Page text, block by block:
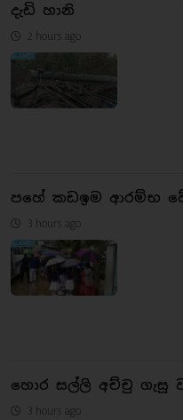
දැඩි හානි
2 hours ago
පහේ කඩඉම ආරම්භ
3 hours ago
හොර සල්ලි අච්චු ගැසූ
3 hours ago